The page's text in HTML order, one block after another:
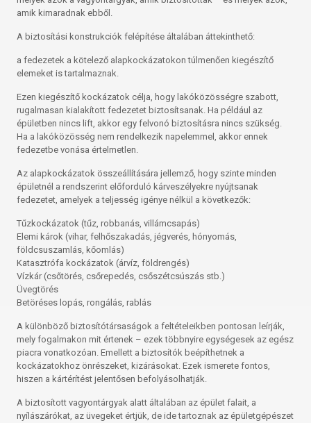
amik kimaradnak ebből.
A biztosítási konstrukciók felépítése általában áttekinthető:
a fedezetek a kötelező alapkockázatokon túlmenően kiegészítő
elemeket is tartalmaznak.
Ezen kiegészítő kockázatok célja, hogy lakóközösségre szabott,
rugalmasan kialakított fedezetet biztosítsanak. Ha például az
épületben nincs lift, akkor egy felvonó biztosításra nincs szükség.
Ha a lakóközösség nem rendelkezik napelemmel, akkor ennek
fedezetbe vonása értelmetlen.
Az alapkockázatok összeállítására jellemző, hogy szinte minden
épületnél a rendszerint előforduló kárveszélyekre nyújtsanak
fedezetet, amelyek a teljesség igénye nélkül a következők:
Tűzkockázatok (tűz, robbanás, villámcsapás)
Elemi károk (vihar, felhőszakadás, jégverés, hónyomás,
földcsuszamlás, kőomlás)
Katasztrófa kockázatok (árvíz, földrengés)
Vízkár (csőtörés, csőrepedés, csőszétcsúszás stb.)
Üvegtörés
Betöréses lopás, rongálás, rablás
A különböző biztosítótársaságok a feltételeikben pontosan leírják,
mely fogalmakon mit értenek – ezek többnyire egységesek az egész
piacra vonatkozóan. Emellett a biztosítók beépíthetnek a
kockázatokhoz önrészeket, kizárásokat. Ezek ismerete fontos,
hiszen a kártérítést jelentősen befolyásolhatják.
A biztosított vagyontárgyak alatt általában az épület falait, a
nyílászárókat, az üvegeket értjük, de ide tartoznak az épületgépészet